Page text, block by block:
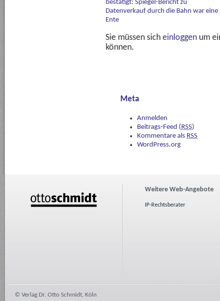
bestätigt: Spiegel-Bericht zu
Datenverkauf durch die Bahn war eine
Ente
Sie müssen sich einloggen um
können.
Meta
Anmelden
Beitrags-Feed (RSS)
Kommentare als RSS
WordPress.org
Weitere Web-Angebote
IP-Rechtsberater
© Verlag Dr. Otto Schmidt, Köln